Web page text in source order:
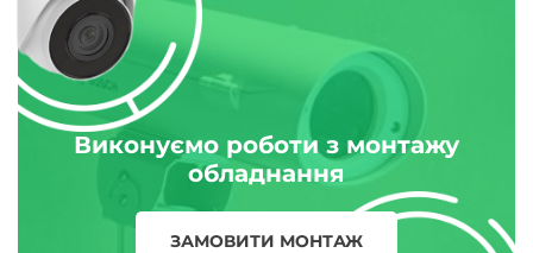
Виконуємо роботи з монтажу
обладнання
ЗАМОВИТИ МОНТАЖ